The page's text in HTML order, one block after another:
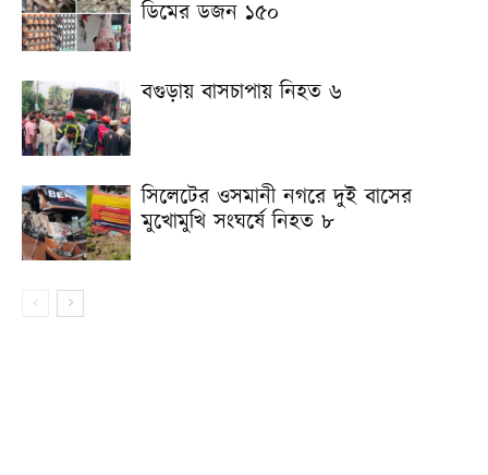
ডিমের ডজন ১৫০
বগুড়ায় বাসচাপায় নিহত ৬
সিলেটের ওসমানী নগরে দুই বাসের
মুখোমুখি সংঘর্ষে নিহত ৮